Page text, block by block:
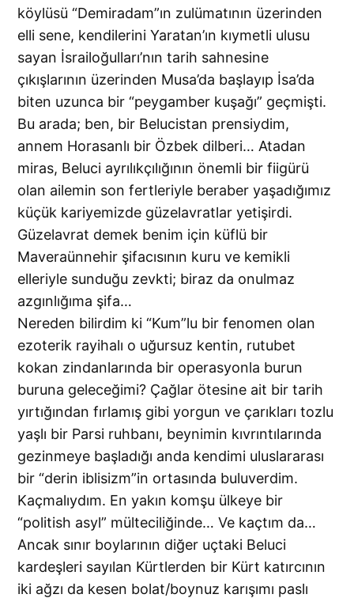
köylüsü “Demiradam”ın zulümatının üzerinden
elli sene, kendilerini Yaratan’ın kıymetli ulusu
sayan İsrailoğulları’nın tarih sahnesine
çıkışlarının üzerinden Musa’da başlayıp İsa’da
biten uzunca bir “peygamber kuşağı” geçmişti.
Bu arada; ben, bir Belucistan prensiydim,
annem Horasanlı bir Özbek dilberi… Atadan
miras, Beluci ayrılıkçılığının önemli bir fiigürü
olan ailemin son fertleriyle beraber yaşadığımız
küçük kariyemizde güzelavratlar yetişirdi.
Güzelavrat demek benim için küflü bir
Maveraünnehir şifacısının kuru ve kemikli
elleriyle sunduğu zevkti; biraz da onulmaz
azgınlığıma şifa…
Nereden bilirdim ki “Kum”lu bir fenomen olan
ezoterik rayihalı o uğursuz kentin, rutubet
kokan zindanlarında bir operasyonla burun
buruna geleceğimi? Çağlar ötesine ait bir tarih
yırtığından fırlamış gibi yorgun ve çarıkları tozlu
yaşlı bir Parsi ruhbanı, beynimin kıvrıntılarında
gezinmeye başladığı anda kendimi uluslararası
bir “derin iblisizm”in ortasında buluverdim.
Kaçmalıydım. En yakın komşu ülkeye bir
“politish asyl” mülteciliğinde… Ve kaçtım da…
Ancak sınır boylarının diğer uçtaki Beluci
kardeşleri sayılan Kürtlerden bir Kürt katırcının
iki ağzı da kesen bolat/boynuz karışımı paslı